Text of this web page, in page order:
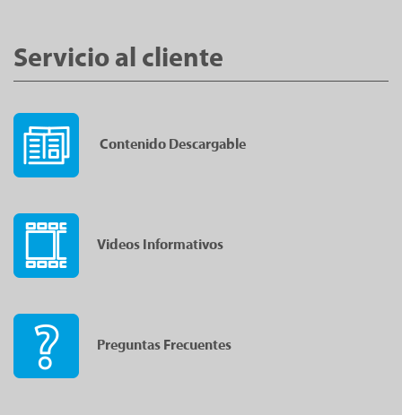
Servicio al cliente
Contenido Descargable
Videos Informativos
Preguntas Frecuentes